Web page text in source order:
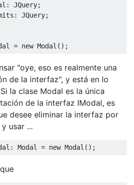
: JQuery;
: JQuery;
= new Modal ();
"oye, eso es realmente una
de la interfaz", y está en lo
la clase Modal es la única
de la interfaz IModal, es
desee eliminar la interfaz por
usar ...
: Modal = new Modal ();